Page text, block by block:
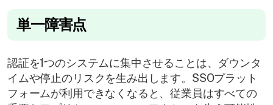
単一障害点
認証を1つのシステムに集中させることは、ダウンタ
イムや停止のリスクを生み出します。SSOプラット
フォームが利用できなくなると、従業員はすべての